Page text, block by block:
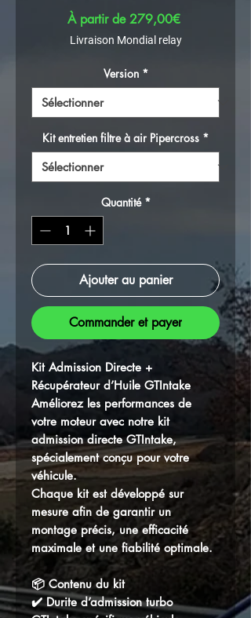
À partir de279,00€Prix
Livraison Mondial relay
Version *
Kit entretien filtre à air Pipercross *
Quantité *
Ajouter au panier
Commander et payer
Kit Admission Directe +
Récupérateur d’Huile GTIntake
Améliorez les performances de
votre moteur avec notre kit
admission directe GTIntake,
spécialement conçu pour votre
véhicule.
Chaque kit est développé sur
mesure afin de garantir un
montage précis, une efficacité
maximale et une fiabilité optimale.
📦 Contenu du kit
✔️ Durite d’admission turbo